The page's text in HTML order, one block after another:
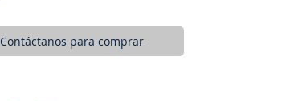
Contáctanos para comprar